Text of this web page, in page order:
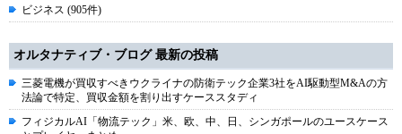
ビジネス (905件)
オルタナティブ・ブログ 最新の投稿
三菱電機が買収すべきウクライナの防衛テック企業3社をAI駆動型M&Aの方
法論で特定、買収金額を割り出すケーススタディ
フィジカルAI「物流テック」米、欧、中、日、シンガポールのユースケース